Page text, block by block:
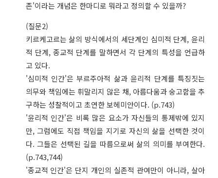
존'이라는 개념은 한마디로 뭐라고 정의할 수 있을까?
(질문2)
키르케고르는 삶의 방식에서의 세단계인 심미적 단계, 윤리
적 단계, 종교적 단계를 말하면서 각 단계의 특성을 언급하
고 있다.
'심미적 인간'은 부르주아적 삶과 윤리적 단계를 특징짓는
의무와 책임에는 휘말리지 않은 채, 아름다움과 숭고함을 추
구하는 성찰적이고 초연한 보헤미안이다. (p.743)
'윤리적 인간'은 비록 많은 요소가 자신들의 통제밖에 있지
만, 그럼에도 직접 책임을 지기로 자신의 삶을 선택한 것이
다. 그들은 선택된 길을 따름으로써 삶의 의미를 부여한다.
(p.743,744)
'종교적 인간'은 단지 개인의 실존적 관여만이 아니라, 살아